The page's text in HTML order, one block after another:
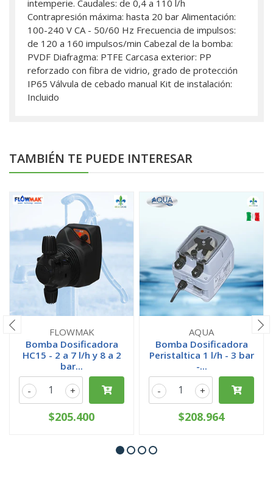
intemperie. Caudales: de 0,4 a 110 l/h
Contrapresión máxima: hasta 20 bar Alimentación:
100-240 V CA - 50/60 Hz Frecuencia de impulsos:
de 120 a 160 impulsos/min Cabezal de la bomba:
PVDF Diafragma: PTFE Carcasa exterior: PP
reforzado con fibra de vidrio, grado de protección
IP65 Válvula de cebado manual Kit de instalación:
Incluido
TAMBIÉN TE PUEDE INTERESAR
FLOWMAK
Bomba Dosificadora
HC15 - 2 a 7 l/h y 8 a 2
bar...
+
-
$205.400
AQUA
Bomba Dosificadora
Peristaltica 1 l/h - 3 bar
-...
+
-
$208.964